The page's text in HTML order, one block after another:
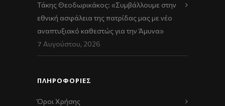
Τάκης Θεοδωρικάκος: «Συμβάλλουμε στην
εθνική ασφάλεια της πατρίδας μας με νέο
αναπτυξιακό καθεστώς για την Άμυνα»
7 Αυγούστου, 2026
ΠΛΗΡΟΦΟΡΙΕΣ
Όροι Χρήσης